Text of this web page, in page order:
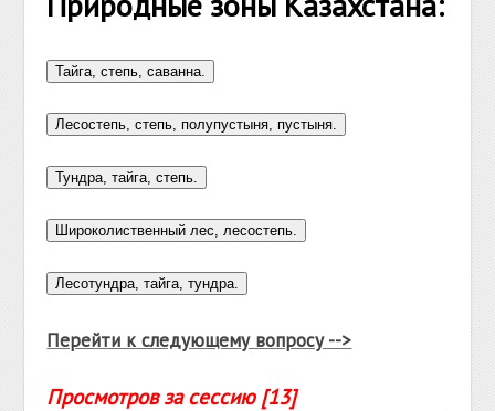
Перейти к следующему вопросу -->
Просмотров за сессию [13]